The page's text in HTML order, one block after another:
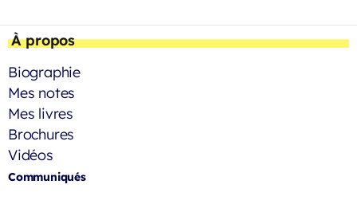
À propos
Biographie
Mes notes
Mes livres
Brochures
Vidéos
Communiqués